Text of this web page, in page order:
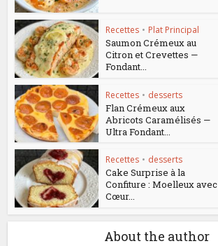
Recettes • Plat Principal
Saumon Crémeux au
Citron et Crevettes —
Fondant...
Recettes • desserts
Flan Crémeux aux
Abricots Caramélisés —
Ultra Fondant...
Recettes • desserts
Cake Surprise à la
Confiture : Moelleux avec
Cœur...
About the author